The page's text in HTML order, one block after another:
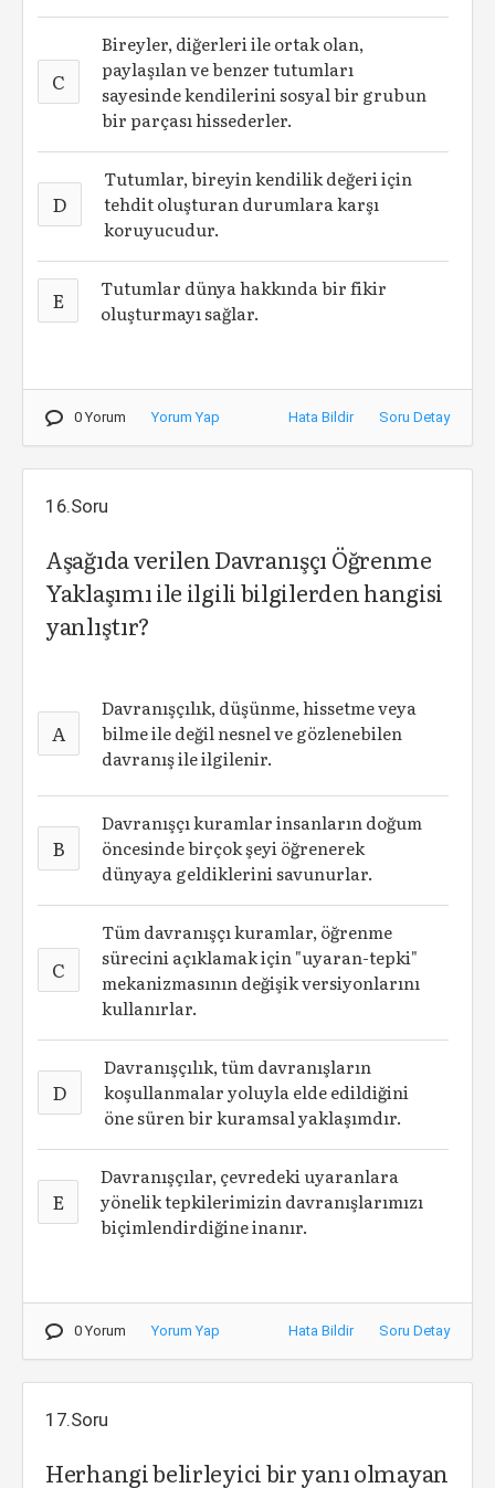
C
Bireyler, diğerleri ile ortak olan,
paylaşılan ve benzer tutumları
sayesinde kendilerini sosyal bir grubun
bir parçası hissederler.
D
Tutumlar, bireyin kendilik değeri için
tehdit oluşturan durumlara karşı
koruyucudur.
E
Tutumlar dünya hakkında bir fikir
oluşturmayı sağlar.
0 Yorum Yorum Yap Hata Bildir Soru Detay
16.Soru
Aşağıda verilen Davranışçı Öğrenme
Yaklaşımı ile ilgili bilgilerden hangisi
yanlıştır?
A
Davranışçılık, düşünme, hissetme veya
bilme ile değil nesnel ve gözlenebilen
davranış ile ilgilenir.
B
Davranışçı kuramlar insanların doğum
öncesinde birçok şeyi öğrenerek
dünyaya geldiklerini savunurlar.
C
Tüm davranışçı kuramlar, öğrenme
sürecini açıklamak için "uyaran-tepki"
mekanizmasının değişik versiyonlarını
kullanırlar.
D
Davranışçılık, tüm davranışların
koşullanmalar yoluyla elde edildiğini
öne süren bir kuramsal yaklaşımdır.
E
Davranışçılar, çevredeki uyaranlara
yönelik tepkilerimizin davranışlarımızı
biçimlendirdiğine inanır.
0 Yorum Yorum Yap Hata Bildir Soru Detay
17.Soru
Herhangi belirleyici bir yanı olmayan